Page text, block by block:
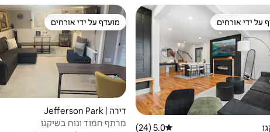
נכסים מועדפים על ידי אורחים
על ידי אורחים
דירוג ממוצע של 5.0 מתוך 5, 24 ביקורות
5.0 (24)
מועדף על ידי אורחים
מועדף על ידי אורחים
דירה | Jefferson Park
מרתף חמוד ונוח בשיקגו